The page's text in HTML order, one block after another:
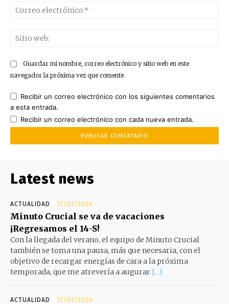
Guardar mi nombre, correo electrónico y sitio web en este
navegador la próxima vez que comente.
Recibir un correo electrónico con los siguientes comentarios
a esta entrada.
Recibir un correo electrónico con cada nueva entrada.
Latest news
ACTUALIDAD 17/07/2026
Minuto Crucial se va de vacaciones
¡Regresamos el 14-S!
Con la llegada del verano, el equipo de Minuto Crucial
también se toma una pausa, más que necesaria, con el
objetivo de recargar energías de cara a la próxima
temporada, que me atrevería a augurar […]
ACTUALIDAD 17/07/2026